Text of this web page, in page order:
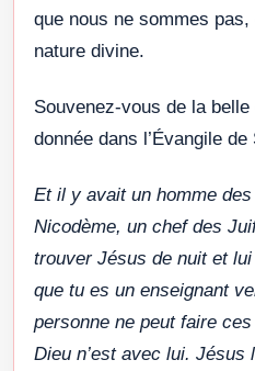
que nous ne sommes
nature divine.
Souvenez-vous de la
donnée dans l’Évangile
Et il y avait un homme
Nicodème, un chef des
trouver Jésus de nuit et
que tu es un enseignant
personne ne peut faire
Dieu n’est avec lui. Jésus